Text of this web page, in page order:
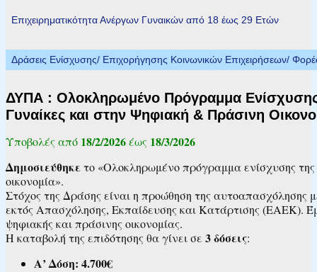
Επιχειρηματικότητα Ανέργων Γυναικών από 18 έως 29 Ετών
Δράσεις Ενίσχυσης/ Επιχορήγησης Κοινωνικών Επιχειρήσεων/
ΔΥΠΑ : Ολοκληρωμένο Πρόγραμμα Ενίσχυσης
Γυναίκες και στην Ψηφιακή & Πράσινη
Υποβολές από 18/2/2026έως 18/3/2026
Δημοσιεύθηκετο «Ολοκληρωμένο πρόγραμμα ενίσχυσης της
οικονομία».
Στόχος της Δράσης είναι η προώθηση της
εκτός Απασχόλησης, Εκπαίδευσης και Κατάρτισης (ΕΑΕΚ).
ψηφιακής και πράσινης οικονομίας.
Η καταβολή της επιδότησης θα γίνει σε 3 δόσεις:
Α’ Δόση: 4.700€